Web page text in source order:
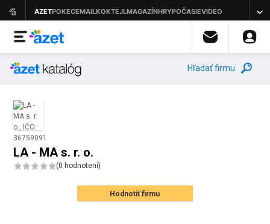
Hľadať firmu
LA - MA s. r. o.
(0 hodnotení)
Hodnotiť firmu